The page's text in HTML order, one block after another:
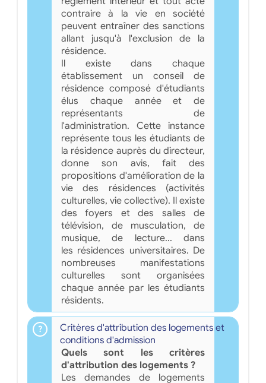
contraire à la vie en société
peuvent entraîner des sanctions
allant jusqu'à l'exclusion de la
résidence.
Il existe dans chaque
établissement un conseil de
résidence composé d'étudiants
élus chaque année et de
représentants de
l'administration. Cette instance
représente tous les étudiants de
la résidence auprès du directeur,
donne son avis, fait des
propositions d'amélioration de la
vie des résidences (activités
culturelles, vie collective). Il existe
des foyers et des salles de
télévision, de musculation, de
musique, de lecture... dans
les résidences universitaires. De
nombreuses manifestations
culturelles sont organisées
chaque année par les étudiants
résidents.
Critères d'attribution des logements et
conditions d'admission
Quels sont les critères
d'attribution des logements ?
Les demandes de logements